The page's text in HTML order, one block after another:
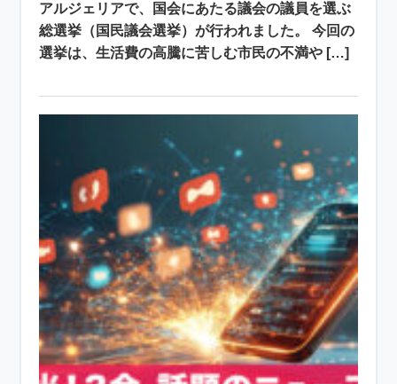
アルジェリアで、国会にあたる議会の議員を選ぶ
総選挙（国民議会選挙）が行われました。 今回の
選挙は、生活費の高騰に苦しむ市民の不満や […]